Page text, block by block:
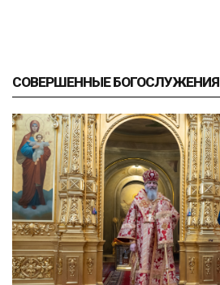
СОВЕРШЕННЫЕ БОГОСЛУЖЕНИЯ